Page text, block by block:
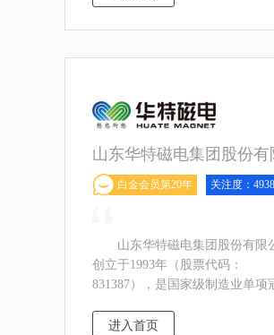
山东华特磁电集团股份有
白金会员第20年 关注度：
山东华特磁电集团股份有限
创立于1993年（股票代码：
831387），是国家级制造业单项
业、国家级创新型企业、国家级
进入首页